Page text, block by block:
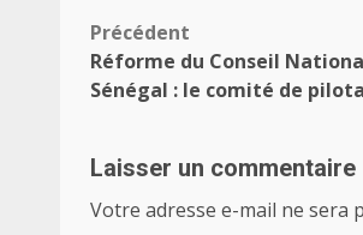
Navigation
d’article
Précédent
Réforme du Conseil
Sénégal : le comité de
Laisser un commentaire
Votre adresse e-mail ne sera